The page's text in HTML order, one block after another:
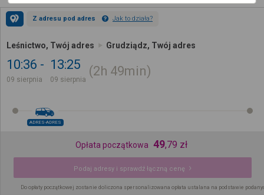
Z adresu pod adres Jak to działa?
Leśnictwo, Twój adres Grudziądz, Twój adres
10:36
09 sierpnia
13:25
09 sierpnia
2h 49min
ADRES-ADRES
Opłata początkowa 49,79 zł
Podaj adresy i sprawdź łączną cenę
Do opłaty początkowej zostanie doliczona spersonalizowana opłata ustalana na podstawie